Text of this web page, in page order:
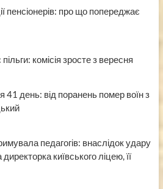
пенсіонерів: про що попереджає
комісія зросте з вересня
41 день: від поранень помер воїн з
педагогів: внаслідок удару
київського ліцею, її